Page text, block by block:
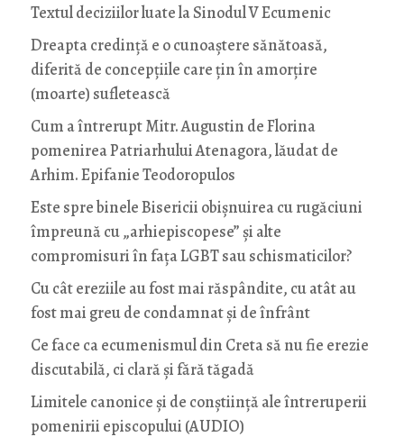
Textul deciziilor luate la Sinodul V Ecumenic
Dreapta credință e o cunoaștere sănătoasă,
diferită de concepțiile care țin în amorțire
(moarte) sufletească
Cum a întrerupt Mitr. Augustin de Florina
pomenirea Patriarhului Atenagora, lăudat de
Arhim. Epifanie Teodoropulos
Este spre binele Bisericii obișnuirea cu rugăciuni
împreună cu „arhiepiscopese” și alte
compromisuri în fața LGBT sau schismaticilor?
Cu cât ereziile au fost mai răspândite, cu atât au
fost mai greu de condamnat și de înfrânt
Ce face ca ecumenismul din Creta să nu fie erezie
discutabilă, ci clară și fără tăgadă
Limitele canonice și de conștiință ale întreruperii
pomenirii episcopului (AUDIO)